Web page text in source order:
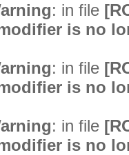
: in file
is no
: in file
is no
: in file
is no